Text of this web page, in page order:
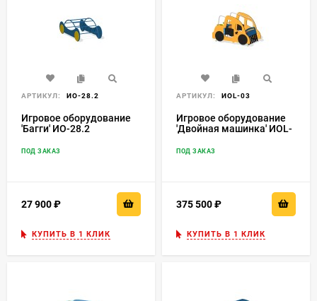
АРТИКУЛ: ИО-28.2
Игровое оборудование
'Багги' ИО-28.2
ПОД ЗАКАЗ
27 900
КУПИТЬ В 1 КЛИК
АРТИКУЛ: ИОL-03
Игровое оборудование
'Двойная машинка' ИОL-
ПОД ЗАКАЗ
375 500
КУПИТЬ В 1 КЛИК